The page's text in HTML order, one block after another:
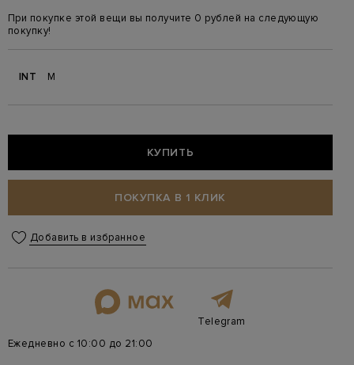
При покупке этой вещи вы получите 0 рублей на следующую
покупку!
INT M
КУПИТЬ
ПОКУПКА В 1 КЛИК
Добавить в избранное
Telegram
Ежедневно с 10:00 до 21:00